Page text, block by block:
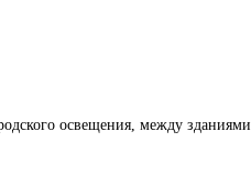
освещения, между зданиями.